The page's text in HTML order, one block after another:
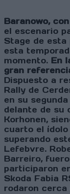
Baranowo,
el escenario
Stage de esta
esta
momento. En
gran
Dispuesto a
Rally de
en su
delante de su
Korhonen,
cuarto el ídolo
superando
Lefebvre.
Barreiro,
participaron
Skoda Fabia
rodaron cerca